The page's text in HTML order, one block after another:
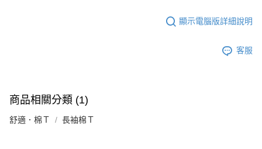
顯示電腦版詳細說明
客服
商品相關分類 (1)
舒適．棉Ｔ 長袖棉Ｔ